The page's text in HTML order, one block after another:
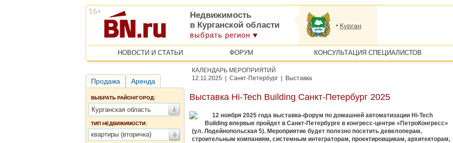
Недвижимость
в Курганской области
выбрать регион
Курган
НОВОСТИ И СТАТЬИ ФОРУМ КОНСУЛЬТАЦИЯ СПЕЦИАЛИСТОВ
Продажа Аренда
ВЫБРАТЬ РАЙОН/ГОРОД:
Курганская область
ТИП НЕДВИЖИМОСТИ:
квартиры (вторичка)
КАЛЕНДАРЬ МЕРОПРИЯТИЙ
12.11.2025 | Санкт-Петербург | Выставка
Выставка Hi-Tech Building Санкт-Петербург 2025
12 ноября 2025 года выставка-форум по домашней автоматизации Hi-Tech
Building впервые пройдет в Санкт-Петербурге в конгресс-центре «ПетроКонгресс»
(ул. Лодейнопольская 5). Мероприятие будет полезно посетить девелоперам,
строительным компаниям, системным интеграторам, проектировщикам, архитекторам,